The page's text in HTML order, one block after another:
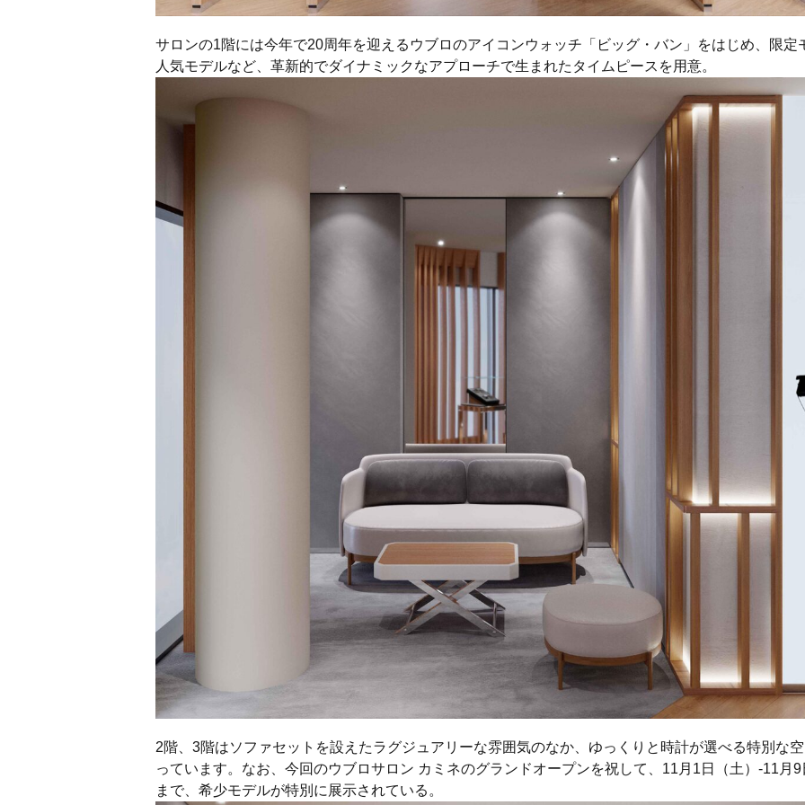
サロンの1階には今年で20周年を迎えるウブロのアイコンウォッチ「ビッグ・バン」をはじめ、限定
人気モデルなど、革新的でダイナミックなアプローチで生まれたタイムピースを用意。
2階、3階はソファセットを設えたラグジュアリーな雰囲気のなか、ゆっくりと時計が選べる特別な
っています。なお、今回のウブロサロン カミネのグランドオープンを祝して、11月1日（土）-11月
まで、希少モデルが特別に展示されている。